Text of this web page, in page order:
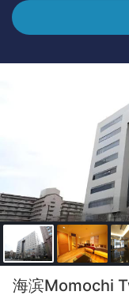
海滨Momochi